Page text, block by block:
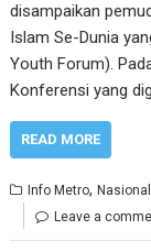
disampaikan
Islam Se-Dunia
Youth Forum).
Konferensi yang
READ MORE
Info Metro,Nasional
Leave a